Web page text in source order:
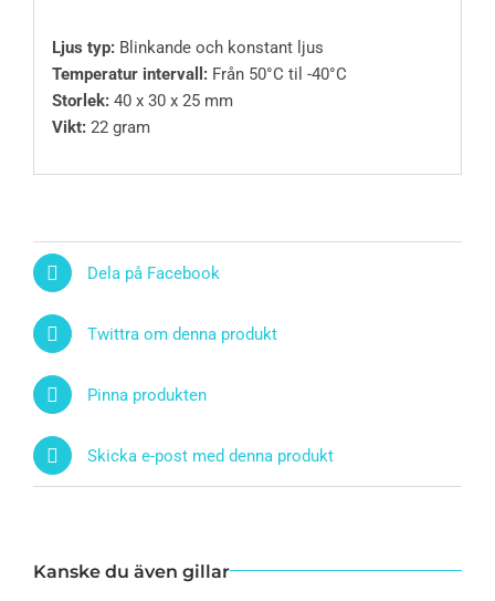
Ljus typ: Blinkande och konstant ljus
Temperatur intervall:Från 50°C til -40°C
Storlek:40 x 30 x 25 mm
Vikt: 22 gram
Dela på Facebook
Twittra om denna produkt
Pinna produkten
Skicka e-post med denna produkt
Kanske du även gillar